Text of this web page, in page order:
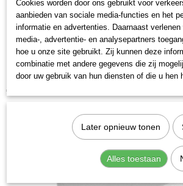
Kraftwerk 2035PH2 Krachtbit Phillips PH 2
€ 3,28
Cookies worden door ons gebruikt voor
aanbieden van sociale media-functies en het
informatie en advertenties. Daarnaast
media-, advertentie- en analysepartners
hoe u onze site gebruikt. Zij kunnen deze
combinatie met andere gegevens die zij
door uw gebruik van hun diensten of die u hen
Later opnieuw tonen
Alles toestaan